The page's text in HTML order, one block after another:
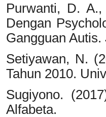
Purwanti, D.
Dengan
Gangguan
Setiyawan, N.
Tahun 2010.
Sugiyono.
Alfabeta.